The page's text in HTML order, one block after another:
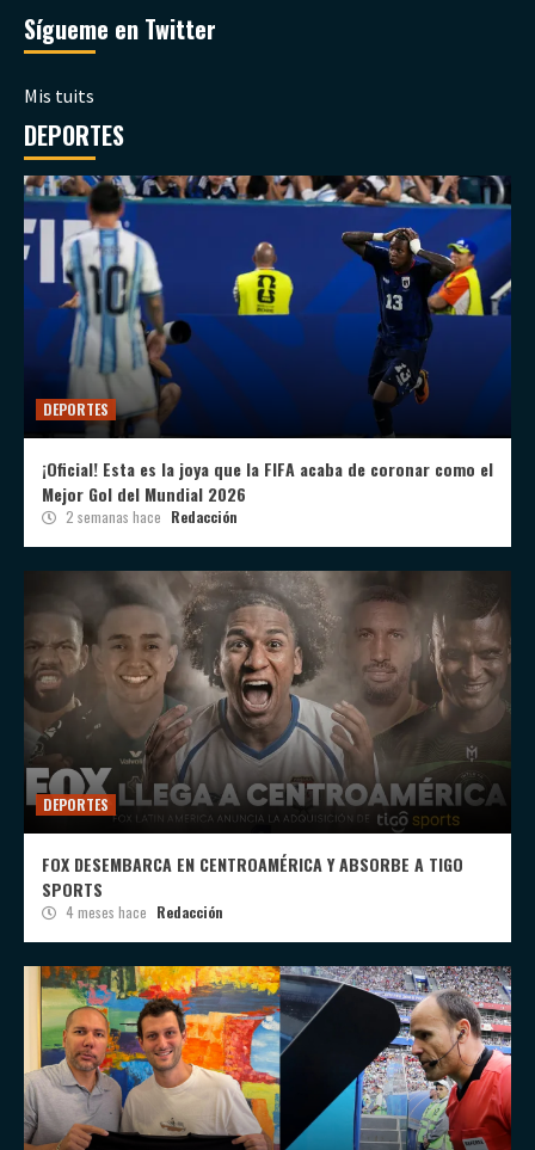
Sígueme en Twitter
Mis tuits
DEPORTES
DEPORTES
¡Oficial! Esta es la joya que la FIFA acaba de coronar como el
Mejor Gol del Mundial 2026
2 semanas hace Redacción
DEPORTES
FOX DESEMBARCA EN CENTROAMÉRICA Y ABSORBE A TIGO
SPORTS
4 meses hace Redacción